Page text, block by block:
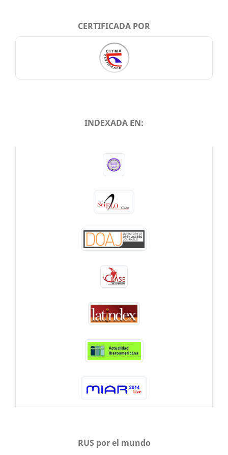
CERTIFICADA POR
INDEXADA EN:
RUS por el mundo